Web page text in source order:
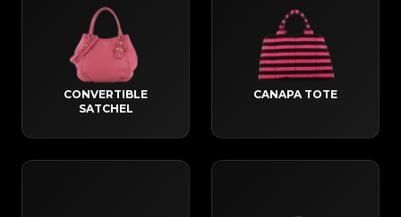
CONVERTIBLE
SATCHEL
CANAPA TOTE